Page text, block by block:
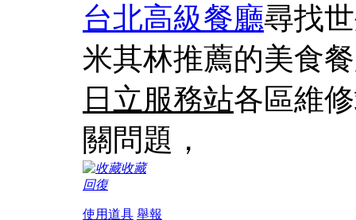
台北高級餐廳尋找
米其林推薦的美食
日立服務站各區維
關問題，
收藏
回復
使用道具 舉報